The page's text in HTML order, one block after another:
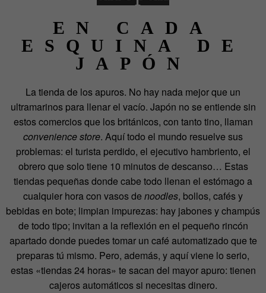
EN CADA
ESQUINA DE
JAPÓN
La tienda de los apuros. No hay nada mejor que un
ultramarinos para llenar el vacío. Japón no se entiende sin
estos comercios que los británicos, con tanto tino, llaman
convenience store. Aquí todo el mundo resuelve sus
problemas: el turista perdido, el ejecutivo hambriento, el
obrero que solo tiene 10 minutos de descanso… Estas
tiendas pequeñas donde cabe todo llenan el estómago a
cualquier hora con vasos de noodles, bollos, cafés y
bebidas en bote; limpian impurezas: hay jabones y champús
de todo tipo; invitan a la reflexión en el pequeño rincón
apartado donde puedes tomar un café automatizado que te
preparas tú mismo. Pero, además, y aquí viene lo serio,
estas «tiendas 24 horas» te sacan del mayor apuro: tienen
cajeros automáticos si necesitas dinero.